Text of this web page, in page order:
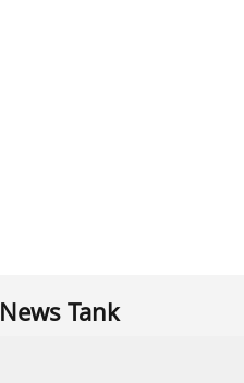
News Tank